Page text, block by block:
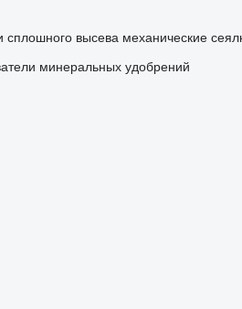
сплошного высева механические
минеральных удобрений